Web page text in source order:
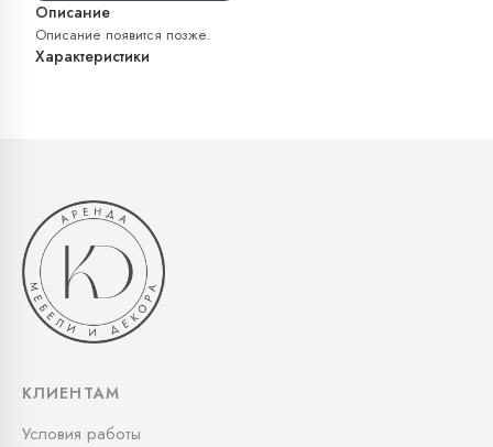
Описание
Описание появится позже.
Характеристики
КЛИЕНТАМ
Условия работы